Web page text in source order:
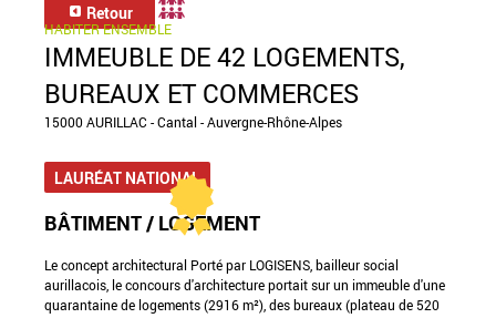
Retour
HABITER ENSEMBLE
IMMEUBLE DE 42 LOGEMENTS,
BUREAUX ET COMMERCES
15000 AURILLAC - Cantal - Auvergne-Rhône-Alpes
LAURÉAT NATIONAL
BÂTIMENT / LOGEMENT
Le concept architectural Porté par LOGISENS, bailleur social
aurillacois, le concours d'architecture portait sur un immeuble d'une
quarantaine de logements (2916 m²), des bureaux (plateau de 520